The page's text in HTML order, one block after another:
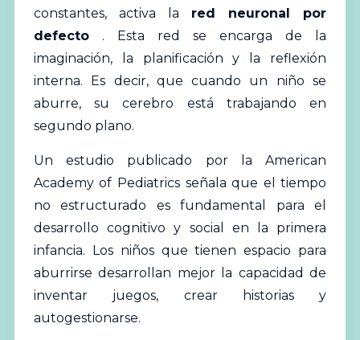
constantes, activa la red neuronal por
defecto. Esta red se encarga de la
imaginación, la planificación y la reflexión
interna. Es decir, que cuando un niño se
aburre, su cerebro está trabajando en
segundo plano.
Un estudio publicado por laAmerican
Academy of Pediatricsseñala que el tiempo
no estructurado es fundamental para el
desarrollo cognitivo y social en la primera
infancia. Los niños que tienen espacio para
aburrirse desarrollan mejor la capacidad de
inventar juegos, crear historias y
autogestionarse.